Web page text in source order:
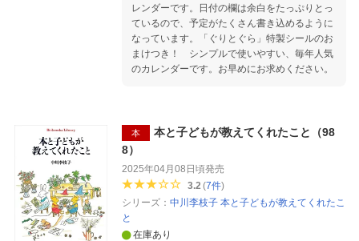
レンダーです。日付の欄は余白をたっぷりとっ
ているので、予定がたくさん書き込めるように
なっています。「ぐりとぐら」特製シールのお
まけつき！ シンプルで使いやすい、毎年人気
のカレンダーです。お早めにお求めください。
本
本と子どもが教えてくれたこと（98
8）
2025年04月08日頃発売
3.2(7件)
シリーズ： 中川李枝子 本と子どもが教えてくれたこ
と
在庫あり